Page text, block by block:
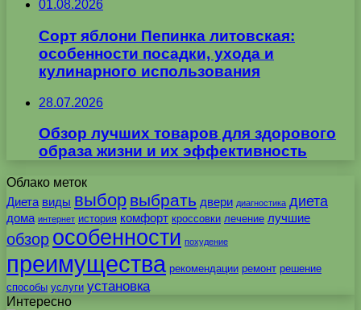
01.08.2026
Сорт яблони Пепинка литовская:
особенности посадки, ухода и
кулинарного использования
28.07.2026
Обзор лучших товаров для здорового
образа жизни и их эффективность
Облако меток
Диета виды выбор выбрать двери диагностика диета
дома интернет история комфорт кроссовки лечение лучшие
обзор особенности похудение
преимущества рекомендации ремонт решение
способы услуги установка
Интересно